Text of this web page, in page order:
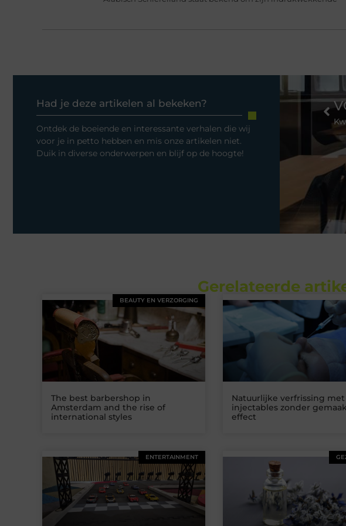
Had je deze artikelen al bekeken?
Ontdek de boeiende en interessante verhalen die wij
voor je in petto hebben en mis onze artikelen niet.
Duik in diverse onderwerpen en blijf op de hoogte!
Gerelateerde
BEAUTY EN VERZORGING
The best barbershop in
Amsterdam and the rise of
international styles
Natuurlijke verfrissing met
injectables zonder
effect
ENTERTAINMENT